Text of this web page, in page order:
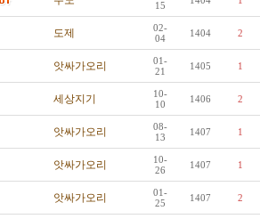
15
도제
02-
04
1404 2
앗싸가오리
01-
21
1405 1
세상지기
10-
10
1406 2
앗싸가오리
08-
13
1407 1
앗싸가오리
10-
26
1407 1
앗싸가오리
01-
25
1407 2